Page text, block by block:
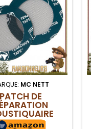
MC NETT
PATCH DE
MCNETT